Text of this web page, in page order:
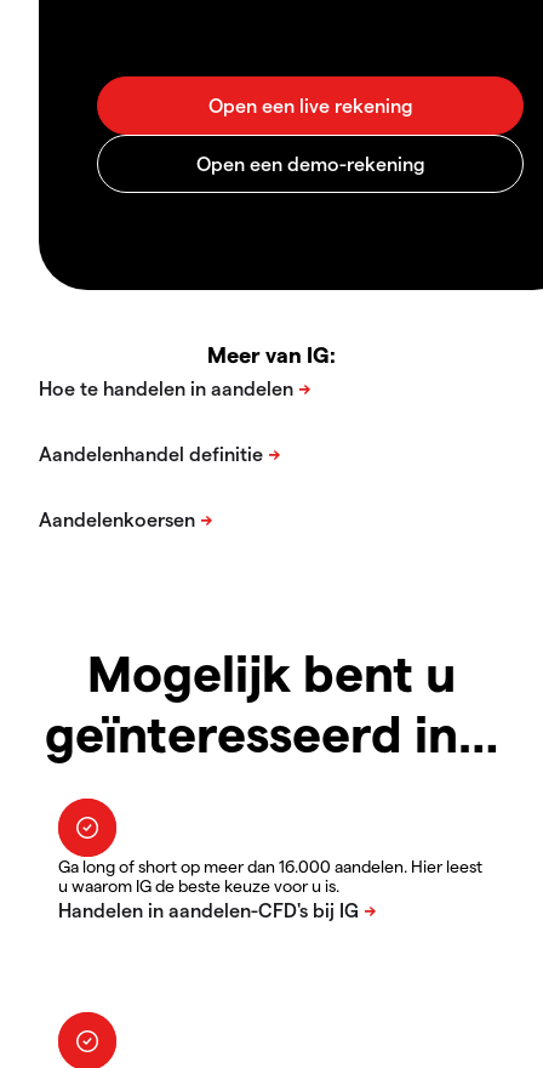
Meer van IG:
Mogelijk bent u
geïnteresseerd in…
Ga long of short op meer dan 16.000 aandelen. Hier leest
u waarom IG de beste keuze voor u is.